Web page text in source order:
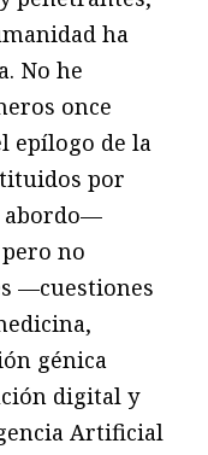
ha
No he
once
epílogo de la
por
abordo—
no
—cuestiones
génica
digital y
Artificial